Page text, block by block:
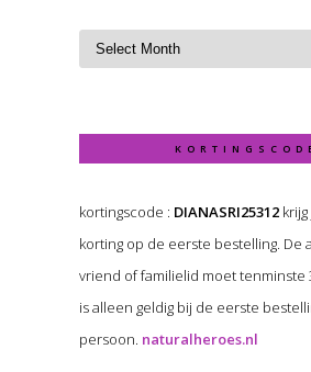
kortingscode : DIANASRI25312krijg
korting op de eerste bestelling. De
vriend of familielid moet tenminste
is alleen geldig bij de eerste
persoon. naturalheroes.nl